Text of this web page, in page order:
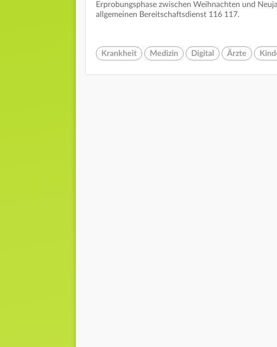
Erprobungsphase zwischen Weihnachten und
allgemeinen Bereitschaftsdienst 116 117.
Krankheit Medizin Digital Ärzte